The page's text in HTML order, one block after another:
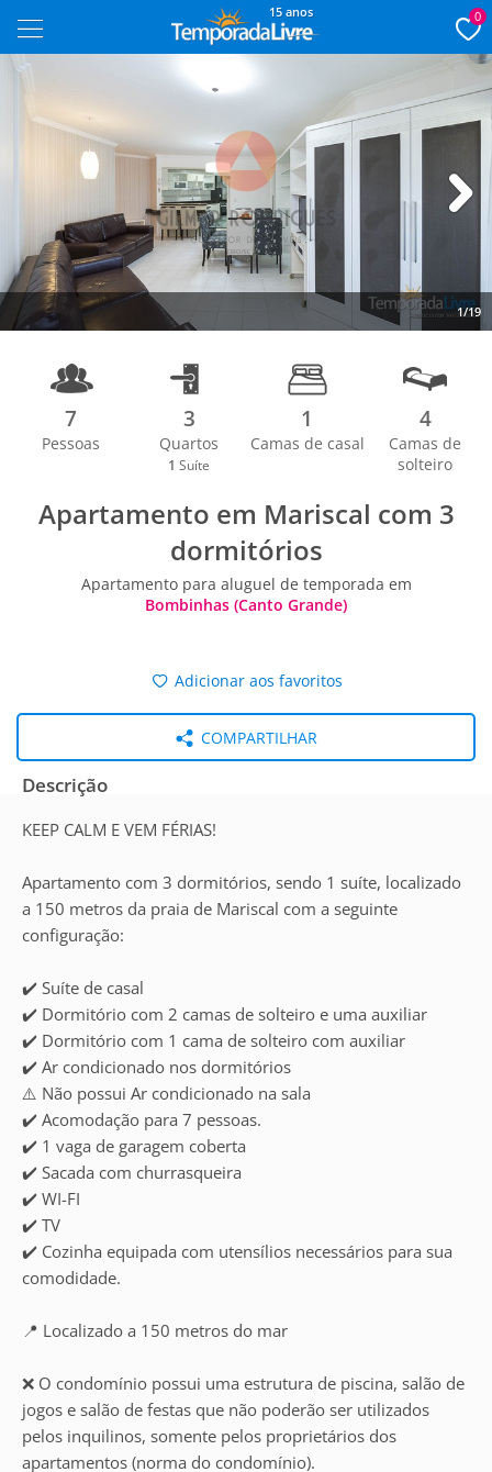
15 anos 0
1/19
7
Pessoas
3
Quartos
1 Suíte
1
Camas de casal
4
Camas de
solteiro
Apartamento em Mariscal com 3
dormitórios
Apartamento para aluguel de temporada em
Bombinhas (Canto Grande)
Adicionar aos favoritos
COMPARTILHAR
Descrição
KEEP CALM E VEM FÉRIAS!
Apartamento com 3 dormitórios, sendo 1 suíte, localizado
a 150 metros da praia de Mariscal com a seguinte
configuração:
✔️ Suíte de casal
✔️ Dormitório com 2 camas de solteiro e uma auxiliar
✔️ Dormitório com 1 cama de solteiro com auxiliar
✔️ Ar condicionado nos dormitórios
⚠️ Não possui Ar condicionado na sala
✔️ Acomodação para 7 pessoas.
✔️ 1 vaga de garagem coberta
✔️ Sacada com churrasqueira
✔️ WI-FI
✔️ TV
✔️ Cozinha equipada com utensílios necessários para sua
comodidade.
📍 Localizado a 150 metros do mar
❌ O condomínio possui uma estrutura de piscina, salão de
jogos e salão de festas que não poderão ser utilizados
pelos inquilinos, somente pelos proprietários dos
apartamentos (norma do condomínio).